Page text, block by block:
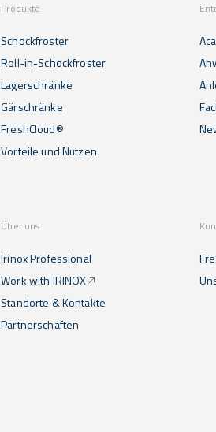
Produkte
Schockfroster
Roll-in-Schockfroster
Lagerschränke
Gärschränke
FreshCloud®
Vorteile und Nutzen
Über uns
Irinox Professional
Work with IRINOX
Standorte & Kontakte
Partnerschaften